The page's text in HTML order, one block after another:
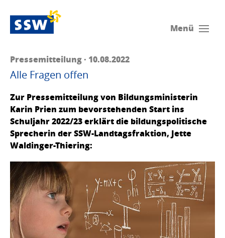
Menü
Pressemitteilung · 10.08.2022
Alle Fragen offen
Zur Pressemitteilung von Bildungsministerin
Karin Prien zum bevorstehenden Start ins
Schuljahr 2022/23 erklärt die bildungspolitische
Sprecherin der SSW-Landtagsfraktion, Jette
Waldinger-Thiering: